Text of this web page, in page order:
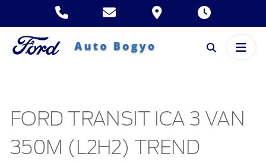
FORD TRANSIT ICA 3 VAN
350M (L2H2) TREND